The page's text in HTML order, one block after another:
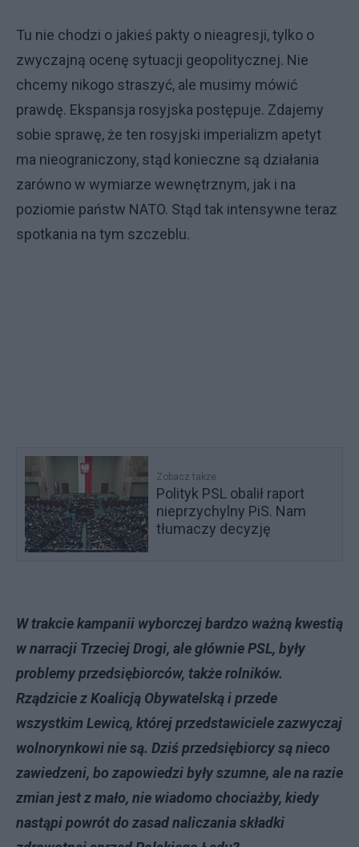
Tu nie chodzi o jakieś pakty o nieagresji, tylko o
zwyczajną ocenę sytuacji geopolitycznej. Nie
chcemy nikogo straszyć, ale musimy mówić
prawdę. Ekspansja rosyjska postępuje. Zdajemy
sobie sprawę, że ten rosyjski imperializm apetyt
ma nieograniczony, stąd konieczne są działania
zarówno w wymiarze wewnętrznym, jak i na
poziomie państw NATO. Stąd tak intensywne teraz
spotkania na tym szczeblu.
Zobacz także
Polityk PSL obalił raport
nieprzychylny PiS. Nam
tłumaczy decyzję
W trakcie kampanii wyborczej bardzo ważną kwestią
w narracji Trzeciej Drogi, ale głównie PSL, były
problemy przedsiębiorców, także rolników.
Rządzicie z Koalicją Obywatelską i przede
wszystkim Lewicą, której przedstawiciele zazwyczaj
wolnorynkowi nie są. Dziś przedsiębiorcy są nieco
zawiedzeni, bo zapowiedzi były szumne, ale na razie
zmian jest z mało, nie wiadomo chociażby, kiedy
nastąpi powrót do zasad naliczania składki